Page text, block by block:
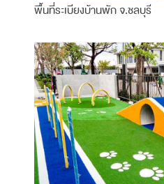
พื้นที่ระเบียงบ้านพัก จ.ชลบุรี